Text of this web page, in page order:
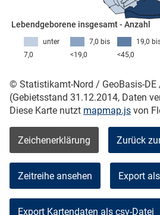
Lebendgeborene insgesamt - Anzahl
19,0
<45,0
7,0 bis
<19,0
unter
7,0
© Statistikamt-Nord / GeoBasis-DE
(Gebietsstand 31.12.2014, Daten
Diese Karte nutzt mapmap.js von
Zeichenerklärung Zurück
Zeitreihe ansehen Export